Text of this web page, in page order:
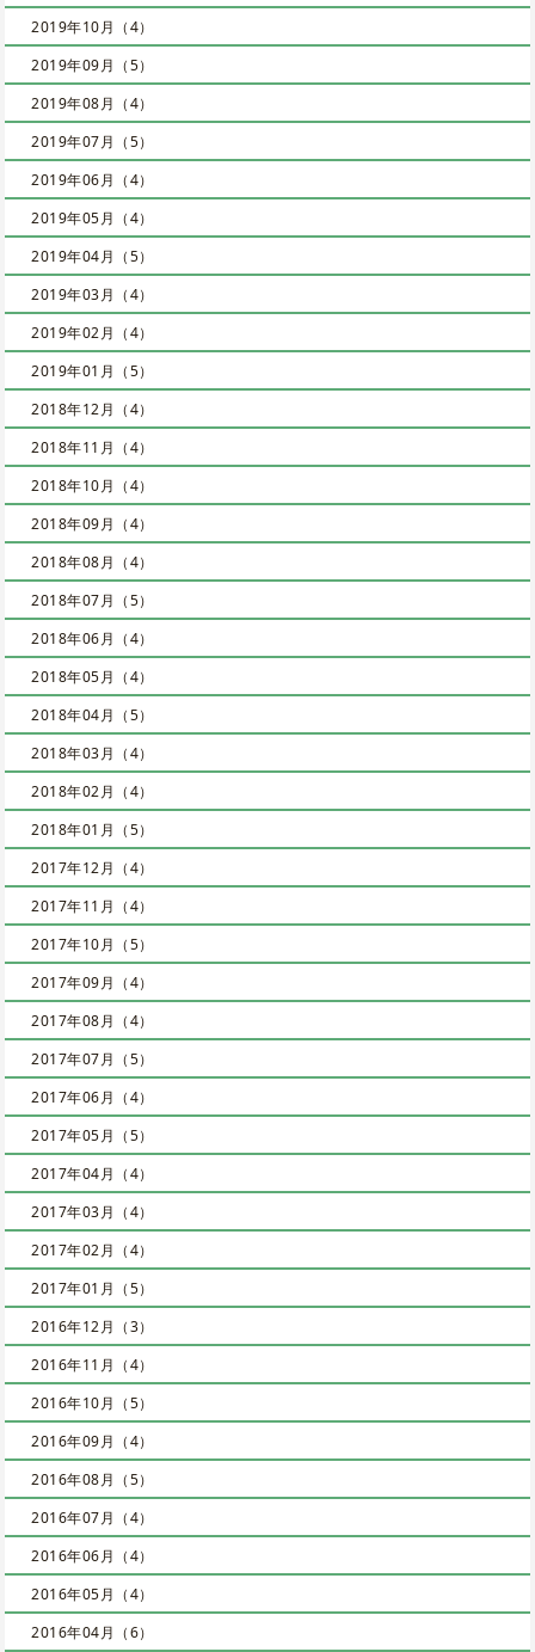
2019年10月（4）
2019年09月（5）
2019年08月（4）
2019年07月（5）
2019年06月（4）
2019年05月（4）
2019年04月（5）
2019年03月（4）
2019年02月（4）
2019年01月（5）
2018年12月（4）
2018年11月（4）
2018年10月（4）
2018年09月（4）
2018年08月（4）
2018年07月（5）
2018年06月（4）
2018年05月（4）
2018年04月（5）
2018年03月（4）
2018年02月（4）
2018年01月（5）
2017年12月（4）
2017年11月（4）
2017年10月（5）
2017年09月（4）
2017年08月（4）
2017年07月（5）
2017年06月（4）
2017年05月（5）
2017年04月（4）
2017年03月（4）
2017年02月（4）
2017年01月（5）
2016年12月（3）
2016年11月（4）
2016年10月（5）
2016年09月（4）
2016年08月（5）
2016年07月（4）
2016年06月（4）
2016年05月（4）
2016年04月（6）